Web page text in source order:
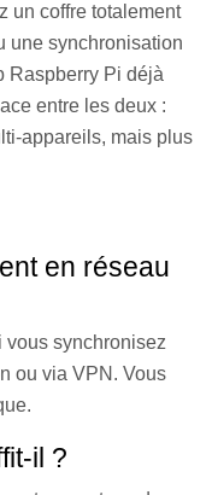
un coffre totalement
une synchronisation
Raspberry Pi déjà
entre les deux :
appareils, mais plus
en réseau
vous synchronisez
ou via VPN. Vous
il ?